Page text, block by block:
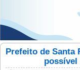
Prefeito de Santa
possível